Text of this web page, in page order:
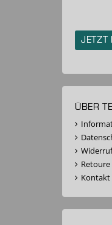
JETZT
ÜBER
Widerruf
Retoure
Kontakt